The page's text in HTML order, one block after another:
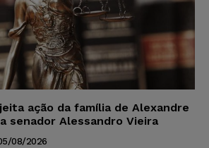
ação da família de Alexandre
senador Alessandro Vieira
08/2026